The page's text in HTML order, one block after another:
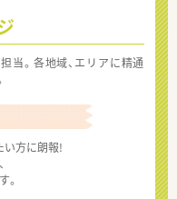
当。各地域、エリアに精通
い方に朗報!
。